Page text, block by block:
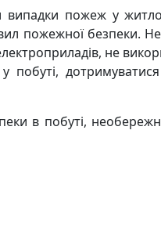
випадки пожеж у
пожежної безпеки.
не
побуті,
в побуті,